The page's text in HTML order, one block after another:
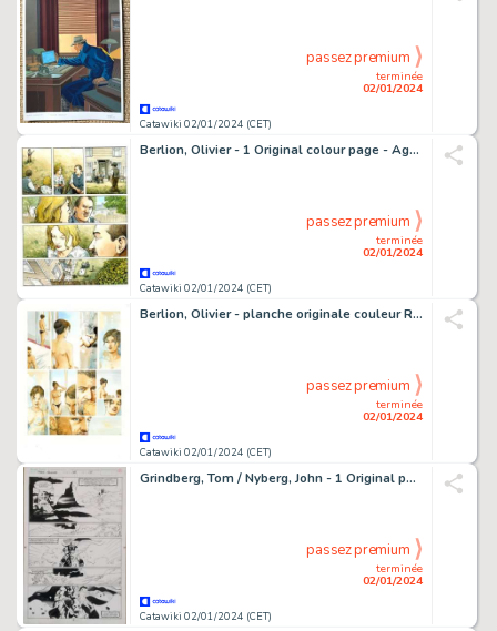
Catawiki 02/01/2024 (CET)
terminée
02/01/2024
passez premium
Berlion, Olivier - 1 Original colour page - Agata T1 - Le Syndicat du crime - Planche inédite - 2019
Catawiki 02/01/2024 (CET)
terminée
02/01/2024
passez premium
Berlion, Olivier - planche originale couleur Rosangella
Catawiki 02/01/2024 (CET)
terminée
02/01/2024
passez premium
Grindberg, Tom / Nyberg, John - 1 Original page - Thor Annual - n. 18 - 1993
Catawiki 02/01/2024 (CET)
terminée
02/01/2024
passez premium